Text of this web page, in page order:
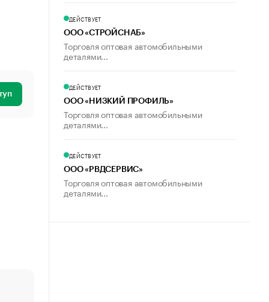
ДЕЙСТВУЕТ
ООО «СТРОЙСНАБ»
Торговля оптовая автомобильными
деталями...
ДЕЙСТВУЕТ
ООО «НИЗКИЙ ПРОФИЛЬ»
Торговля оптовая автомобильными
деталями...
ДЕЙСТВУЕТ
ООО «РВДСЕРВИС»
Торговля оптовая автомобильными
деталями...